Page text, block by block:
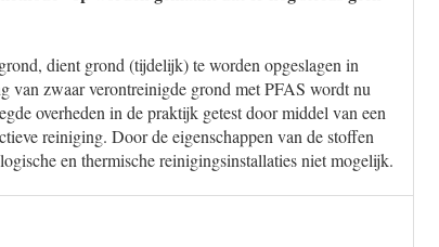
dient grond (tijdelijk) te worden opgeslagen in
van zwaar verontreinigde grond met PFAS wordt nu
overheden in de praktijk getest door middel van een
reiniging. Door de eigenschappen van de stoffen
en thermische reinigingsinstallaties niet mogelijk.